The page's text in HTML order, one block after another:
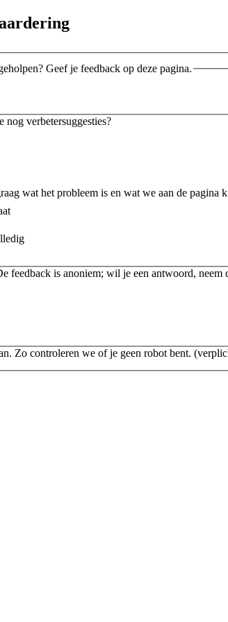
Geef je feedback op deze pagina.
verbetersuggesties?
wat het probleem is en wat we aan de pagina
feedback is anoniem; wil je een antwoord, neem
Zo controleren we of je geen robot bent.